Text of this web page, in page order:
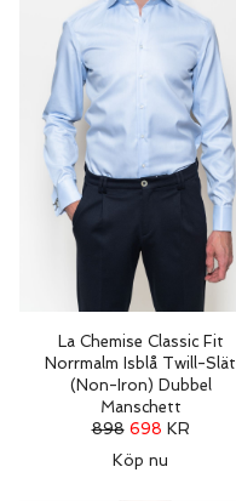
La Chemise Classic Fit
Norrmalm Isblå Twill-Slät
(Non-Iron) Dubbel
Manschett
898 698 KR
Köp nu